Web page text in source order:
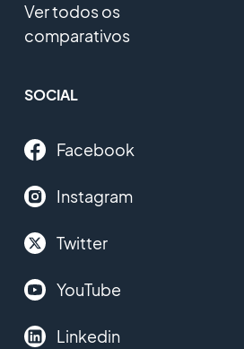
Ver todos os
comparativos
SOCIAL
Facebook
Instagram
Twitter
YouTube
Linkedin